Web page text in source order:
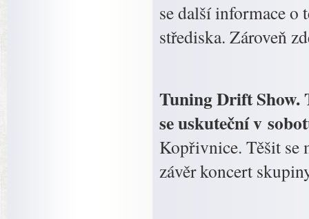
se další informace o
střediska. Zároveň
Tuning Drift Show.
se uskuteční v
Kopřivnice. Těšit se
závěr koncert